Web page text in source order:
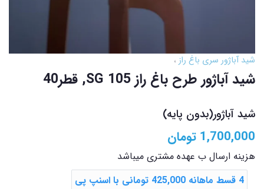
شید آباژور سری باغ راز
شید آباژور طرح باغ راز SG 105, قطر40
شید آباژور(بدون پایه)
1,700,000 تومان
هزینه ارسال ب عهده مشتری میباشد
4 قسط ماهانه 425,000 تومانی با اسنپ ‌پی